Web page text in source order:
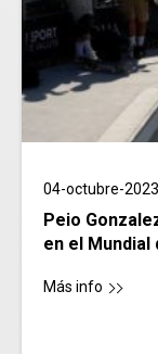
04-octubre-2023
Peio
en el Mundial
Más info